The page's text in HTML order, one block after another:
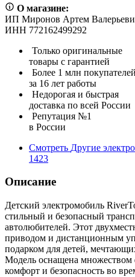
О магазине:
ИП Миронов Артем
ИНН 772162499292
Только оригинальные
товары с гарантией
Более 1 млн покупателей
за 16 лет работы
Недорогая и быстрая
доставка по всей России
Репутация №1
в России
Смотреть Другие
1423
Описание
Детский электромобиль
стильный и безопасный
автолюбителей. Этот
приводом и дистанционным
подарком для детей,
Модель оснащена
комфорт и безопасность во